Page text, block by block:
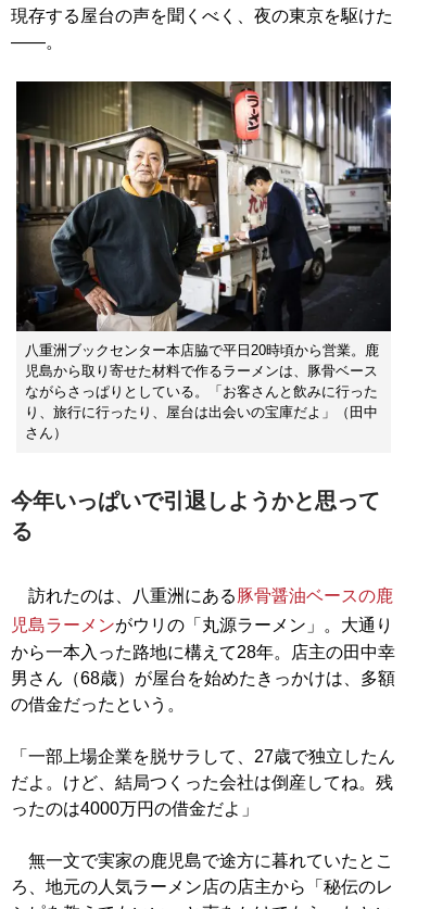
現存する屋台の声を聞くべく、夜の東京を駆けた
――。
八重洲ブックセンター本店脇で平日20時頃から営業。鹿
児島から取り寄せた材料で作るラーメンは、豚骨ベース
ながらさっぱりとしている。「お客さんと飲みに行った
り、旅行に行ったり、屋台は出会いの宝庫だよ」（田中
さん）
今年いっぱいで引退しようかと思って
る
訪れたのは、八重洲にある豚骨醤油ベースの鹿
児島ラーメンがウリの「丸源ラーメン」。大通り
から一本入った路地に構えて28年。店主の田中幸
男さん（68歳）が屋台を始めたきっかけは、多額
の借金だったという。
「一部上場企業を脱サラして、27歳で独立したん
だよ。けど、結局つくった会社は倒産してね。残
ったのは4000万円の借金だよ」
無一文で実家の鹿児島で途方に暮れていたとこ
ろ、地元の人気ラーメン店の店主から「秘伝のレ